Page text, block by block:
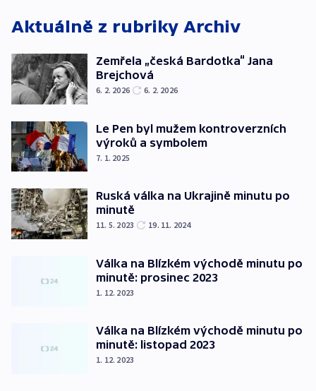
Aktuálně z rubriky Archiv
Zemřela „česká Bardotka“ Jana
Brejchová
6. 2. 2026 6. 2. 2026
Le Pen byl mužem kontroverzních
výroků a symbolem
7. 1. 2025
Ruská válka na Ukrajině minutu po
minutě
11. 5. 2023 19. 11. 2024
Válka na Blízkém východě minutu po
minutě: prosinec 2023
1. 12. 2023
Válka na Blízkém východě minutu po
minutě: listopad 2023
1. 12. 2023